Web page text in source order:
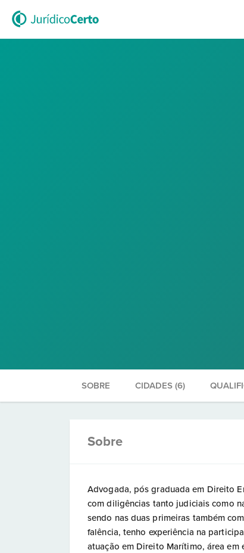
SOBRE CIDADES (6)
Sobre
Advogada, pós graduada em Direito
com diligências tanto judiciais como
sendo nas duas primeiras também
falência, tenho experiência na
atuação em Direito Marítimo, área em